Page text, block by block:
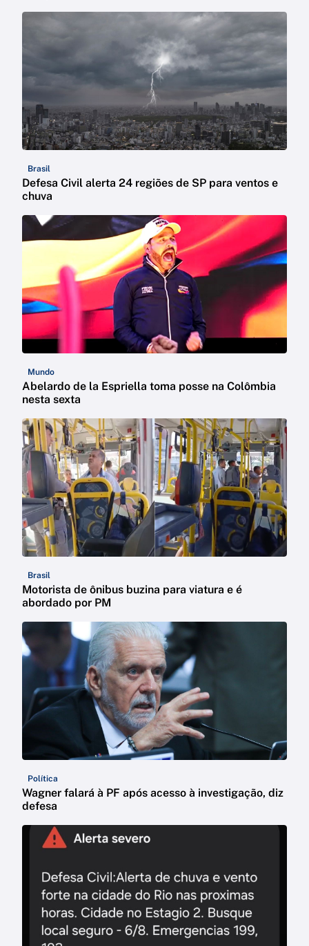
Brasil
Defesa Civil alerta 24 regiões de SP para ventos e
chuva
Mundo
Abelardo de la Espriella toma posse na Colômbia
nesta sexta
Brasil
Motorista de ônibus buzina para viatura e é
abordado por PM
Política
Wagner falará à PF após acesso à investigação, diz
defesa